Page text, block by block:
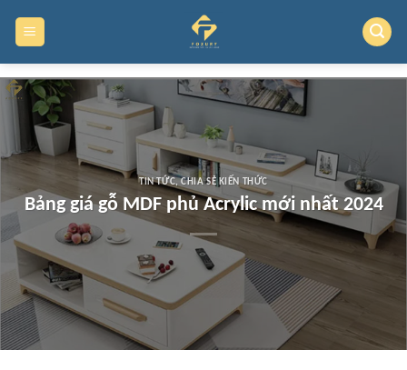
TIN TỨC,CHIA SẺ KIẾN THỨC
Bảng giá gỗ MDF phủ Acrylic mới nhất 2024